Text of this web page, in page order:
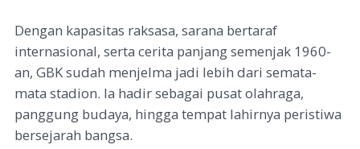
Dengan kapasitas raksasa, sarana bertaraf
internasional, serta cerita panjang semenjak 1960-
an, GBK sudah menjelma jadi lebih dari semata-
mata stadion. Ia hadir sebagai pusat olahraga,
panggung budaya, hingga tempat lahirnya peristiwa
bersejarah bangsa.